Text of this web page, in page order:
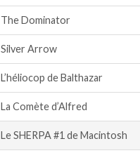
The Dominator
Silver Arrow
L’héliocop de Balthazar
La Comète d’Alfred
Le SHERPA #1 de Macintosh